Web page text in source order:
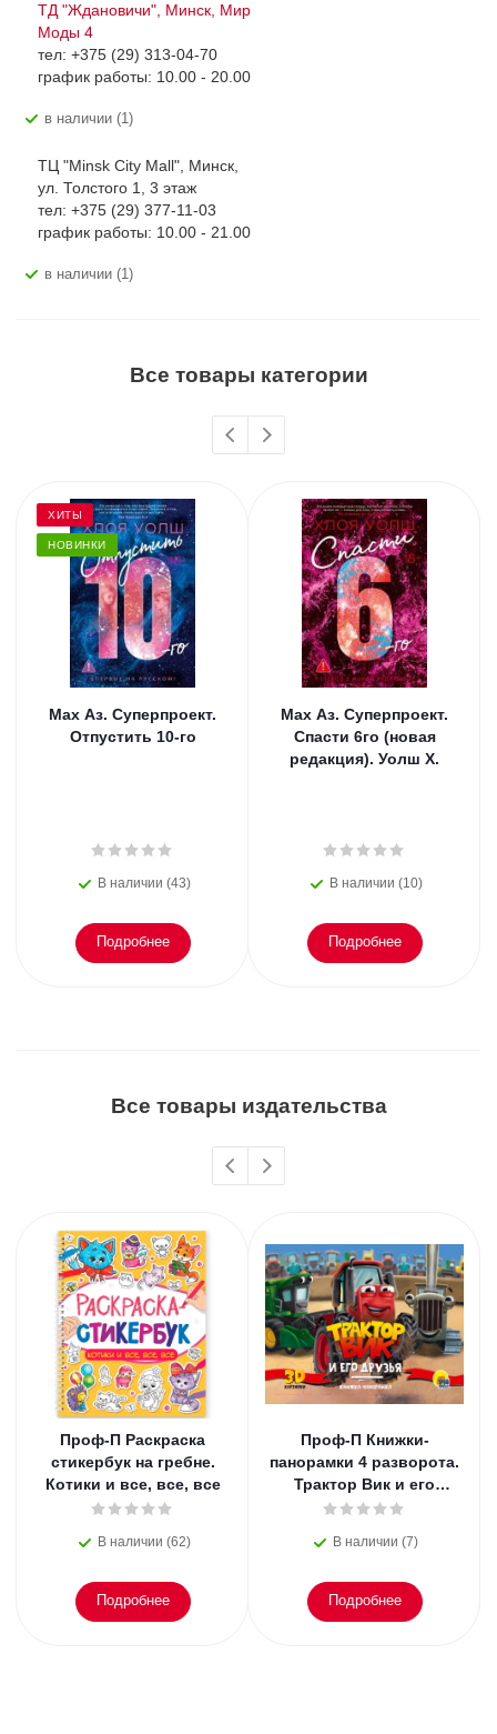
ТД "Ждановичи", Минск, Мир
Моды 4
тел: +375 (29) 313-04-70
график работы: 10.00 - 20.00
В наличии (1)
ТЦ "Minsk City Mall", Минск,
ул. Толстого 1, 3 этаж
тел: +375 (29) 377-11-03
график работы: 10.00 - 21.00
В наличии (1)
Все товары категории
ХИТЫ
НОВИНКИ
Мах Аз. Суперпроект.
Отпустить 10-го
В наличии (43)
Подробнее
Мах Аз. Суперпроект.
Спасти 6го (новая
редакция). Уолш Х.
В наличии (10)
Подробнее
Все товары издательства
Проф-П Раскраска
стикербук на гребне.
Котики и все, все, все
В наличии (62)
Подробнее
Проф-П Книжки-
панорамки 4 разворота.
Трактор Вик и его
друзья
В наличии (7)
Подробнее